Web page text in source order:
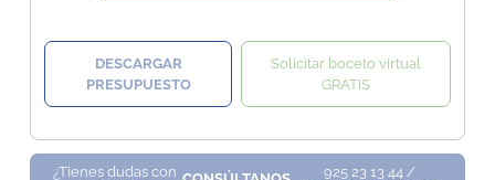
DESCARGAR
PRESUPUESTO
Solicitar boceto virtual
GRATIS
¿Tienes dudas con
925 23 13 44 /